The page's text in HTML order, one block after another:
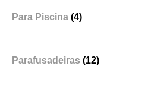
Para Piscina (4)
Parafusadeiras (12)